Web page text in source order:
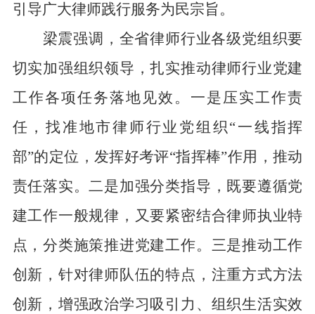
引导广大律师践行服务为民宗旨。
梁震强调，全省律师行业各级党组织要
切实加强组织领导，扎实推动律师行业党建
工作各项任务落地见效。 一是压实工作责
任，找准地市律师行业党组织“一线指挥
部”的定位，发挥好考评“指挥棒”作用，推动
责任落实。二是加强分类指导，既要遵循党
建工作一般规律，又要紧密结合律师执业特
点，分类施策推进党建工作。 三是推动工作
创新，针对律师队伍的特点，注重方式方法
创新，增强政治学习吸引力、组织生活实效